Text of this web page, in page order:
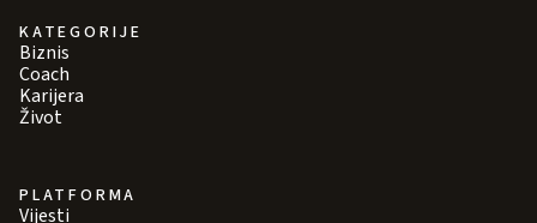
KATEGORIJE
Biznis
Coach
Karijera
Život
PLATFORMA
Vijesti